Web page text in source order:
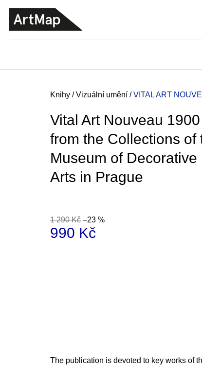
Domů
Knihy / Vizuální umění / VITAL ART
Vital Art Nouveau
from the Collections of
Museum of Decorative
Arts in Prague
1 290 Kč –23 %
990 Kč
The publication is devoted to key works of
ZPĚT
DO
OBCHODU
ZPĚT
DO
OBCHODU
200 Kč